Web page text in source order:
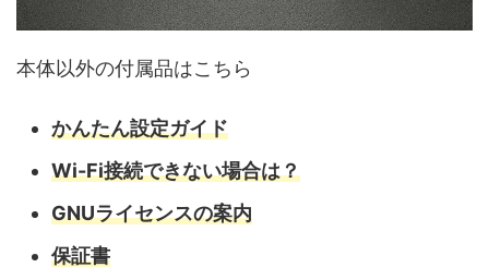
本体以外の付属品はこちら
かんたん設定ガイド
Wi-Fi接続できない場合は？
GNUライセンスの案内
保証書